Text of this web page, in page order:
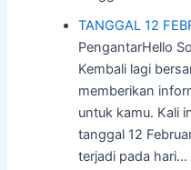
TANGGAL 12
PengantarHello
Kembali lagi
memberikan
untuk kamu. Kali
tanggal 12
terjadi pada hari…